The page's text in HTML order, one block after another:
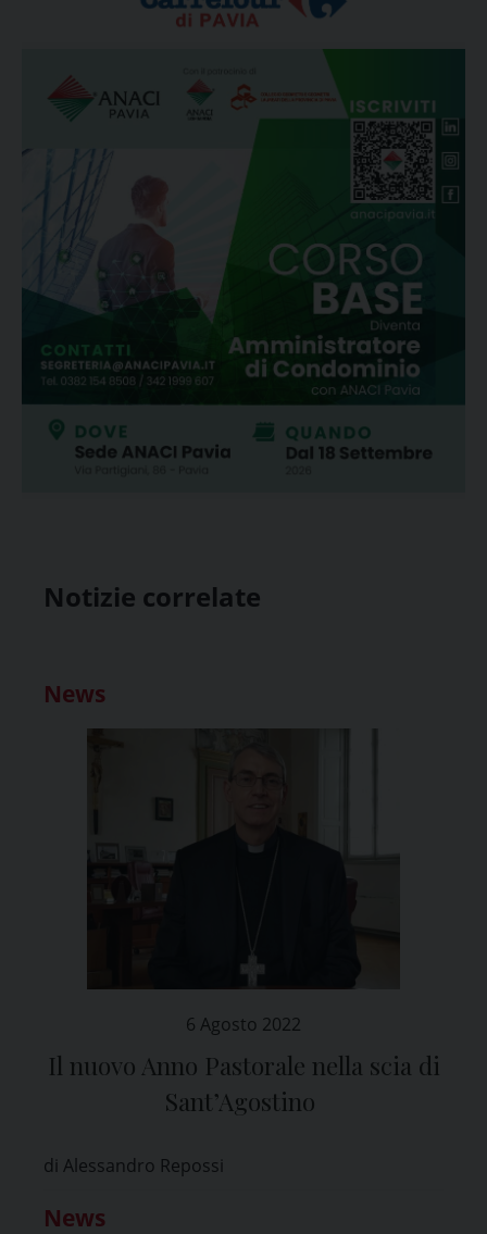
Notizie correlate
News
6 Agosto 2022
Il nuovo Anno Pastorale nella scia di
Sant’Agostino
di Alessandro Repossi
News